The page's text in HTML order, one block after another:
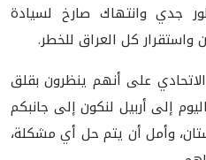
جدي وانتهاك صارخ لسيادة
واستقرار كل العراق للخطر.
على أنهم ينظرون بقلق
إلى أربيل لنكون إلى جانبكم
وأمل أن يتم حل أي مشكلة،